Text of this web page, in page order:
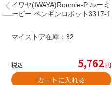
イワヤ(IWAYA)Roomie-P ルーミ
ーピー ペンギンロボット3317-1
マイストア在庫： 32
税込 5,762円
カートに入れる